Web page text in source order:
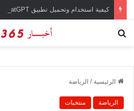
الرئيسية / الرياضة
الرياضة منتخبات